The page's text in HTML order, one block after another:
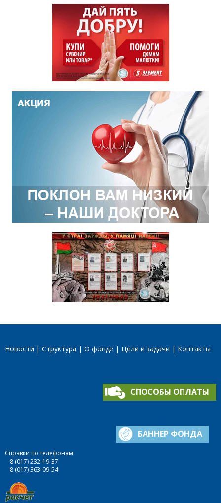
Новости Структура О фонде Цели и задачи Контакты
СПОСОБЫ ОПЛАТЫ
БАННЕР ФОНДА
Справки по телефонам:
8 (017) 232-19-37
8 (017) 363-09-54